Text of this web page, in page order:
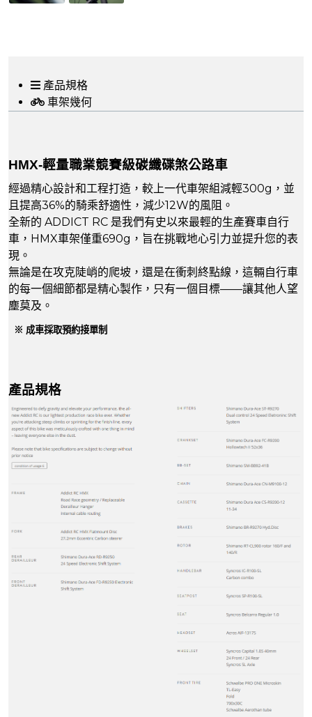
產品規格
車架幾何
HMX-輕量職業競賽級碳纖碟煞公路車
經過精心設計和工程打造，較上一代車架組減輕300g，並
且提高36%的騎乘舒適性，減少12W的風阻。
全新的 ADDICT RC 是我們有史以來最輕的生產賽車自行
車，HMX車架僅重690g，旨在挑戰地心引力並提升您的表
現。
無論是在攻克陡峭的爬坡，還是在衝刺終點線，這輛自行車
的每一個細節都是精心製作，只有一個目標——讓其他人望
塵莫及。
※ 成車採取預約接單制
產品規格